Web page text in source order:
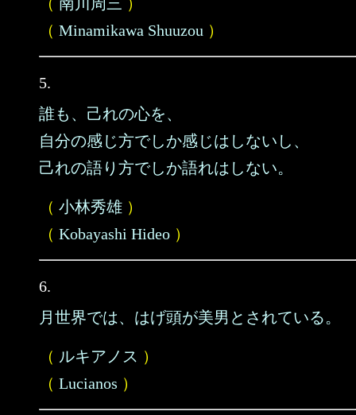
（ Minamikawa Shuuzou ）
5.
誰も、己れの心を、
自分の感じ方でしか感じはしないし、
己れの語り方でしか語れはしない。
（ 小林秀雄 ）
（ Kobayashi Hideo ）
6.
月世界では、はげ頭が美男とされている。
（ ルキアノス ）
（ Lucianos ）